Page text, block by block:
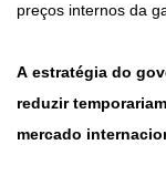
preços internos da
A estratégia do
reduzir
mercado